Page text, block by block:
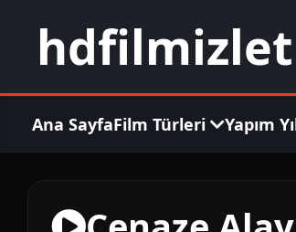
hdfilmizlet
Ana SayfaFilm Türleri Yapım